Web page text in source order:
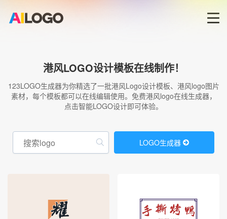
LOGO生成器→
LOGO模板
商标版权
港风LOGO设计模板在线制作！
123LOGO生成器为你精选了一批港风Logo设计模板、港风logo图片
素材，每个模板都可以在线编辑使用。免费港风logo在线生成器，
点击智能LOGO设计即可体验。
LOGO生成器